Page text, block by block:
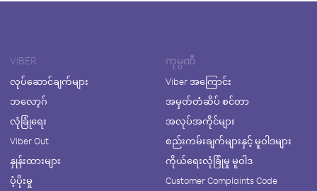
VIBER
လုပ်ဆောင်ချက်များ
ဘလော့ဂ်
လုံခြုံရေး
Viber Out
နှုန်းထားများ
ပံ့ပိုးမှု
ကုမ္ပဏီ
Viber အကြောင်း
အမှတ်တံဆိပ် စင်တာ
အလုပ်အကိုင်များ
စည်းကမ်းချက်များနှင့် မူဝါဒများ
ကိုယ်ရေးလုံခြုံမှု မူဝါဒ
Customer Complaints Code